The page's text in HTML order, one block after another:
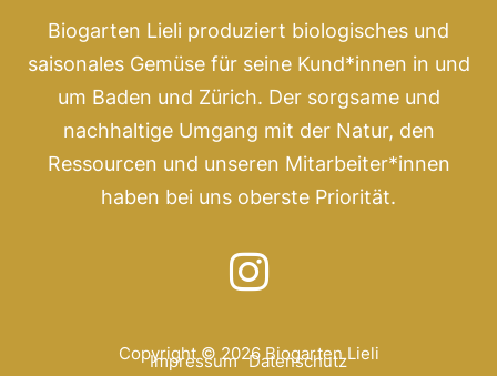
Biogarten Lieli produziert biologisches und
saisonales Gemüse für seine Kund*innen in und
um Baden und Zürich. Der sorgsame und
nachhaltige Umgang mit der Natur, den
Ressourcen und unseren Mitarbeiter*innen
haben bei uns oberste Priorität.
Copyright © 2026 Biogarten Lieli
Impressum Datenschutz